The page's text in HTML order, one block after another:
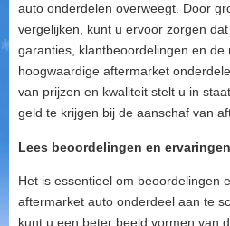
auto onderdelen overweegt. Door
vergelijken, kunt u ervoor zorgen
garanties, klantbeoordelingen en
hoogwaardige aftermarket
van prijzen en kwaliteit stelt u in
geld te krijgen bij de aanschaf van
Lees beoordelingen en
Het is essentieel om beoordelingen
aftermarket auto onderdeel aan te
kunt u een beter beeld vormen van